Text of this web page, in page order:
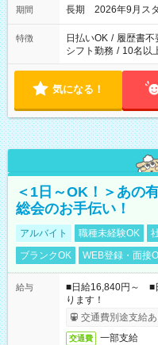
期間 長期 2026年9月ス
特徴 日払いOK / 履歴書不
シフト勤務 / 10名以
気になる！
＜1日～OK！＞あの
総会のお手伝い！
アルバイト 職種未経験OK
ブランクOK
WEB登録・面接
給与
■日給16,840円～ ■
ります！
交通費別途支給あ
交通費 一部支給